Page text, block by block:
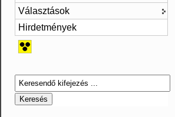
Választások
Hirdetmények